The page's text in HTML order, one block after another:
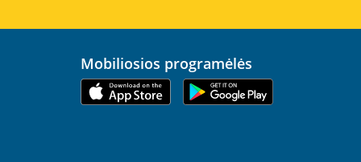
Mobiliosios programėlės